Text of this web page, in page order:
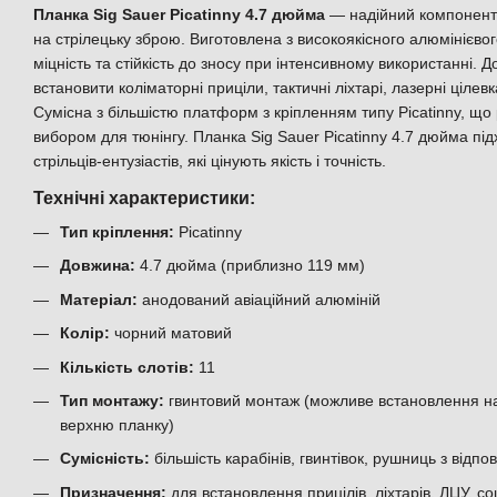
Планка Sig Sauer Picatinny 4.7 дюйма — надійний компонент
на стрілецьку зброю. Виготовлена з високоякісного
міцність та стійкість до зносу при інтенсивному
встановити коліматорні приціли, тактичні ліхтарі, лазерні
Сумісна з більшістю платформ з кріпленням типу Picatinny, що
вибором для тюнінгу. Планка Sig Sauer Picatinny 4.7 дюйма
стрільців-ентузіастів, які цінують якість і точність.
Технічні характеристики:
Тип кріплення: Picatinny
Довжина: 4.7 дюйма (приблизно 119 мм)
Матеріал: анодований авіаційний алюміній
Колір: чорний матовий
Кількість слотів: 11
Тип монтажу: гвинтовий монтаж (можливе встановлення
верхню планку)
Сумісність: більшість карабінів, гвинтівок, рушниць з
Призначення: для встановлення прицілів, ліхтарів, ЛЦУ,